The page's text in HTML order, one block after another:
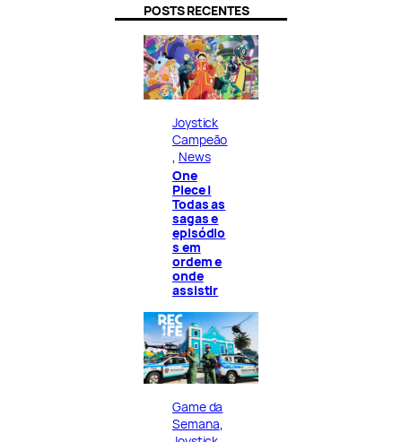
POSTS RECENTES
Joystick
Campeão
News
One
Piece |
Todas as
sagas e
episódio
s em
ordem e
onde
assistir
Game da
Semana